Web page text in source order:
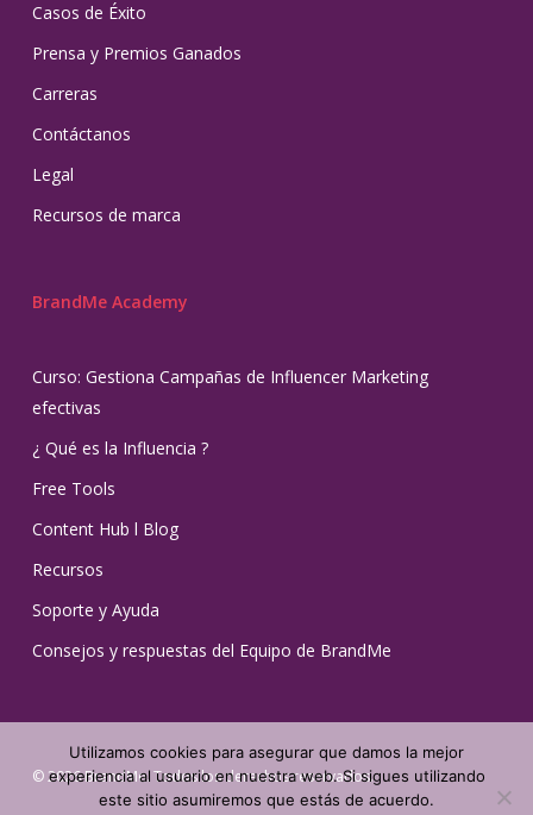
Casos de Éxito
Prensa y Premios Ganados
Carreras
Contáctanos
Legal
Recursos de marca
BrandMe Academy
Curso: Gestiona Campañas de Influencer Marketing
efectivas
¿ Qué es la Influencia ?
Free Tools
Content Hub l Blog
Recursos
Soporte y Ayuda
Consejos y respuestas del Equipo de BrandMe
© 2026 BrandMe. Todos los derechos reservados.
Utilizamos cookies para asegurar que damos la mejor
experiencia al usuario en nuestra web. Si sigues utilizando
este sitio asumiremos que estás de acuerdo.